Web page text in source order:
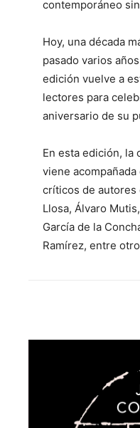
contemporáneo
Hoy, una década
pasado varios
edición vuelve a
lectores para
aniversario de su
En esta edición, la
viene
críticos de autores
Llosa, Álvaro
García de la
Ramírez, entre